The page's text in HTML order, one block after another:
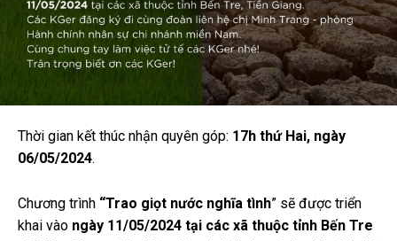
Thời gian kết thúc nhận quyên góp: 17h thứ Hai, ngày
06/05/2024.
Chương trình “Trao giọt nước nghĩa tình” sẽ được triển
khai vào ngày 11/05/2024 tại các xã thuộc tỉnh Bến Tre